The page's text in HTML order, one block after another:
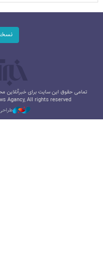
تمامی حقوق این سایت برای خبرآنلاین
Agancy, All rights reserved